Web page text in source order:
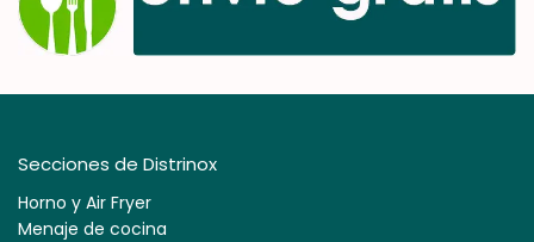
Secciones de Distrinox
Horno y Air Fryer
Menaje de cocina